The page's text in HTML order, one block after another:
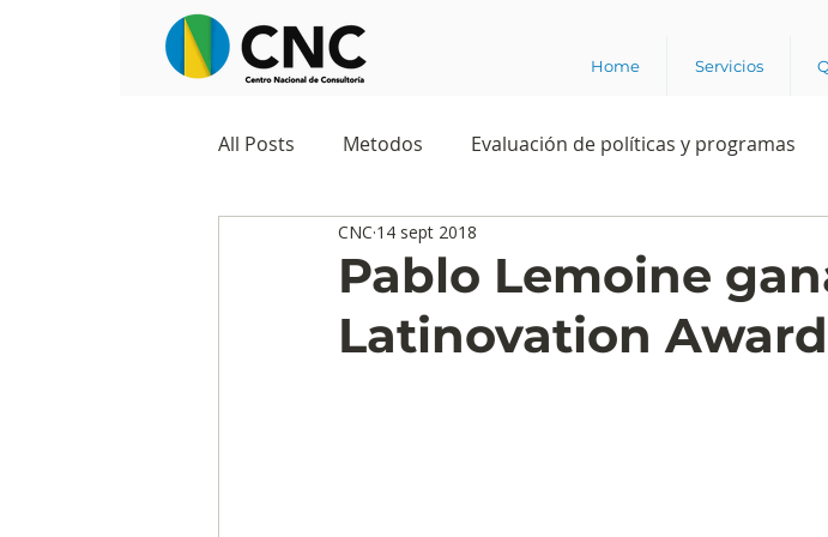
Home Servicios
All Posts Metodos Evaluación de políticas y programas
Observatorios sociales
Predicciones y tendencias Rating Política
Pablo Lemoine
Latinovation Award
CNC 14 sept 2018